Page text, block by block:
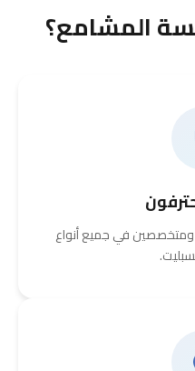
المشامع؟
ومتخصصين في جميع أنواع